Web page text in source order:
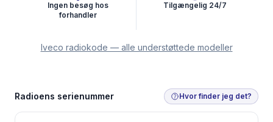
Ingen besøg hos
forhandler
Tilgængelig 24/7
Iveco radiokode — alle understøttede modeller
Få radiokoden
Radioens serienummer Hvor finder jeg det?